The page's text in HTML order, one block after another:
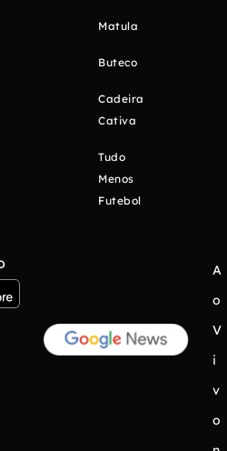
Matula
Buteco
Cadeira
Cativa
Tudo
Menos
Futebol
A
o
V
i
v
o